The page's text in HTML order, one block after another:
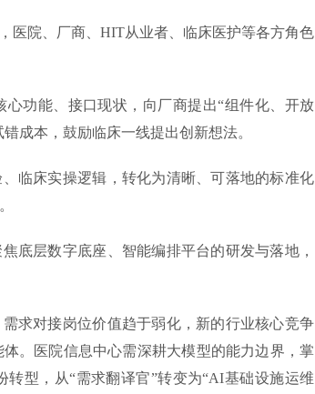
医院、厂商、HIT从业者、临床医护等各方角色
功能、接口现状，向厂商提出“组件化、开放
成本，鼓励临床一线提出创新想法。
临床实操逻辑，转化为清晰、可落地的标准化
底层数字底座、智能编排平台的研发与落地，
求对接岗位价值趋于弱化，新的行业核心竞争
。医院信息中心需深耕大模型的能力边界，掌
型，从“需求翻译官”转变为“AI基础设施运维